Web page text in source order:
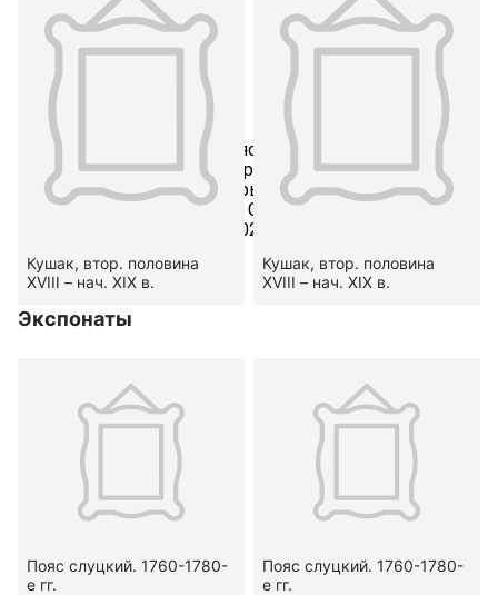
Кушак, втор. половина
XVIII – нач. XIX в.
Кушак, втор. половина
XVIII – нач. XIX в.
Публикация
В. А. Баранова.
Слуцкие пояса как белорусский
национальный бренд // Евразия — диалог культур:
Материалы Двадцать вторых Санкт-Петербургских
этнографических чтений.— СПб.: Российский
этнографический музей, 2023. С.-41-49.
Экспонаты
Пояс слуцкий. 1760-1780-
е гг.
Пояс слуцкий. 1760-1780-
е гг.